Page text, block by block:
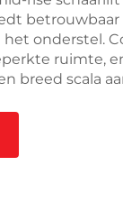
onderstel.
ruimte,
breed scala